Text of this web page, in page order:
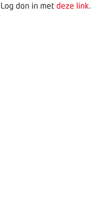
Log dan in met deze link.